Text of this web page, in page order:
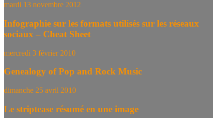
mardi 13 novembre 2012
Infographie sur les formats utilisés sur les réseaux
sociaux – Cheat Sheet
mercredi 3 février 2010
Genealogy of Pop and Rock Music
dimanche 25 avril 2010
Le striptease résumé en une image